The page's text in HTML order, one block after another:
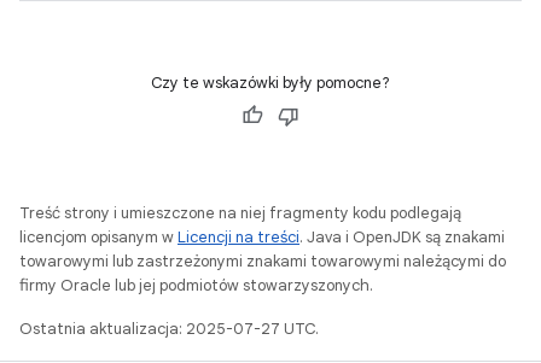
Czy te wskazówki były pomocne?
Treść strony i umieszczone na niej fragmenty kodu podlegają
licencjom opisanym wLicencji na treści. Java i OpenJDK są znakami
towarowymi lub zastrzeżonymi znakami towarowymi należącymi do
firmy Oracle lub jej podmiotów stowarzyszonych.
Ostatnia aktualizacja: 2025-07-27 UTC.